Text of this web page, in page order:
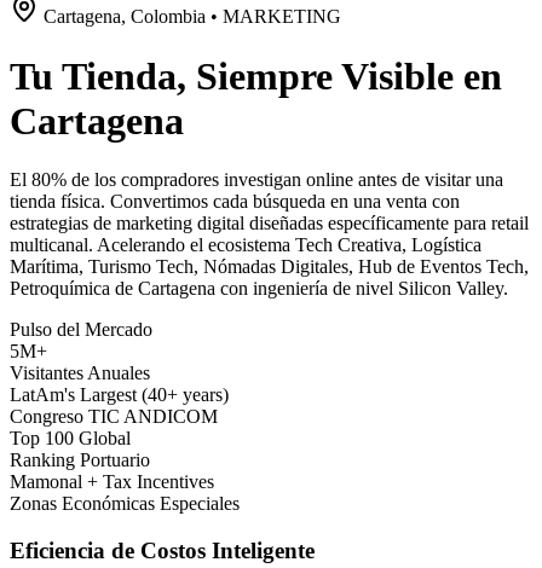
Cartagena, Colombia • MARKETING
Tu Tienda, Siempre Visible en
Cartagena
El 80% de los compradores investigan online antes de visitar una
tienda física. Convertimos cada búsqueda en una venta con
estrategias de marketing digital diseñadas específicamente para retail
multicanal. Acelerando el ecosistema Tech Creativa, Logística
Marítima, Turismo Tech, Nómadas Digitales, Hub de Eventos Tech,
Petroquímica de Cartagena con ingeniería de nivel Silicon Valley.
Pulso del Mercado
5M+
Visitantes Anuales
LatAm's Largest (40+ years)
Congreso TIC ANDICOM
Top 100 Global
Ranking Portuario
Mamonal + Tax Incentives
Zonas Económicas Especiales
Eficiencia de Costos Inteligente